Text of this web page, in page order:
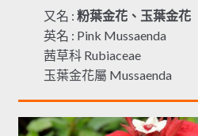
又名 : 粉葉金花、玉葉金花
英名 : Pink Mussaenda
茜草科 Rubiaceae
玉葉金花屬 Mussaenda